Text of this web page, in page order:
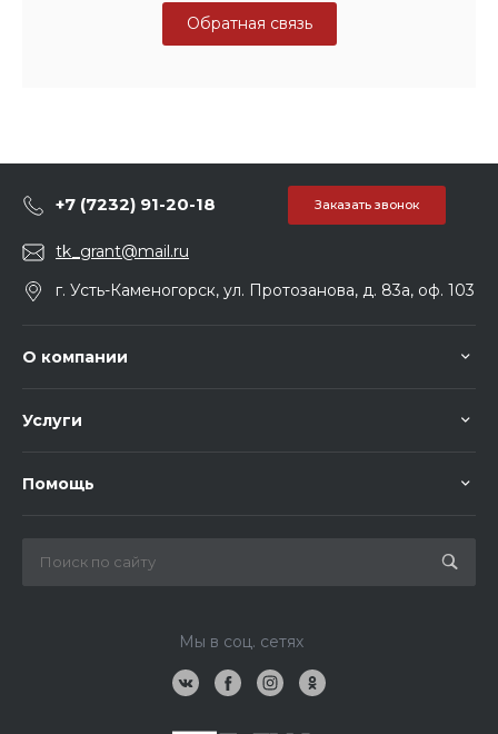
Обратная связь
+7 (7232) 91-20-18 Заказать звонок
tk_grant@mail.ru
г. Усть-Каменогорск, ул. Протозанова, д. 83а, оф. 103
О компании
Услуги
Помощь
Мы в соц. сетях